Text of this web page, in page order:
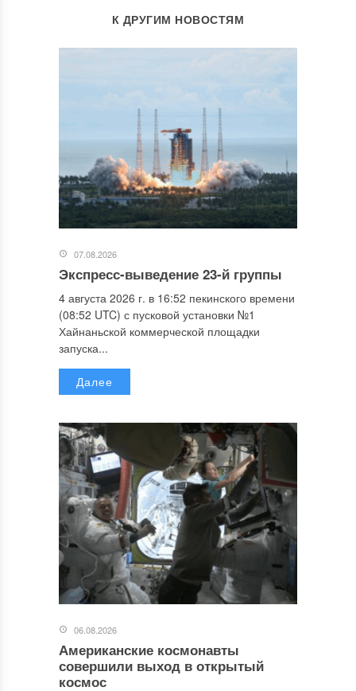
К ДРУГИМ НОВОСТЯМ
07.08.2026
Экспресс-выведение 23-й группы
4 августа 2026 г. в 16:52 пекинского времени
(08:52 UTC) с пусковой установки №1
Хайнаньской коммерческой площадки
запуска...
Далее
06.08.2026
Американские космонавты
совершили выход в открытый
космос